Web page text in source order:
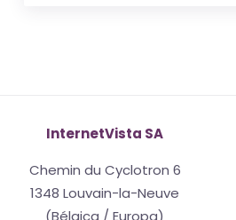
InternetVista SA
Chemin du Cyclotron 6
1348 Louvain-la-Neuve
(Bélgica / Europa)